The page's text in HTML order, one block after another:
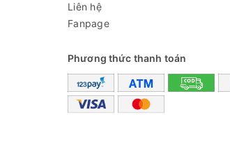
Chế độ rót nước
Liên hệ
Fanpage
Phương thức thanh toán